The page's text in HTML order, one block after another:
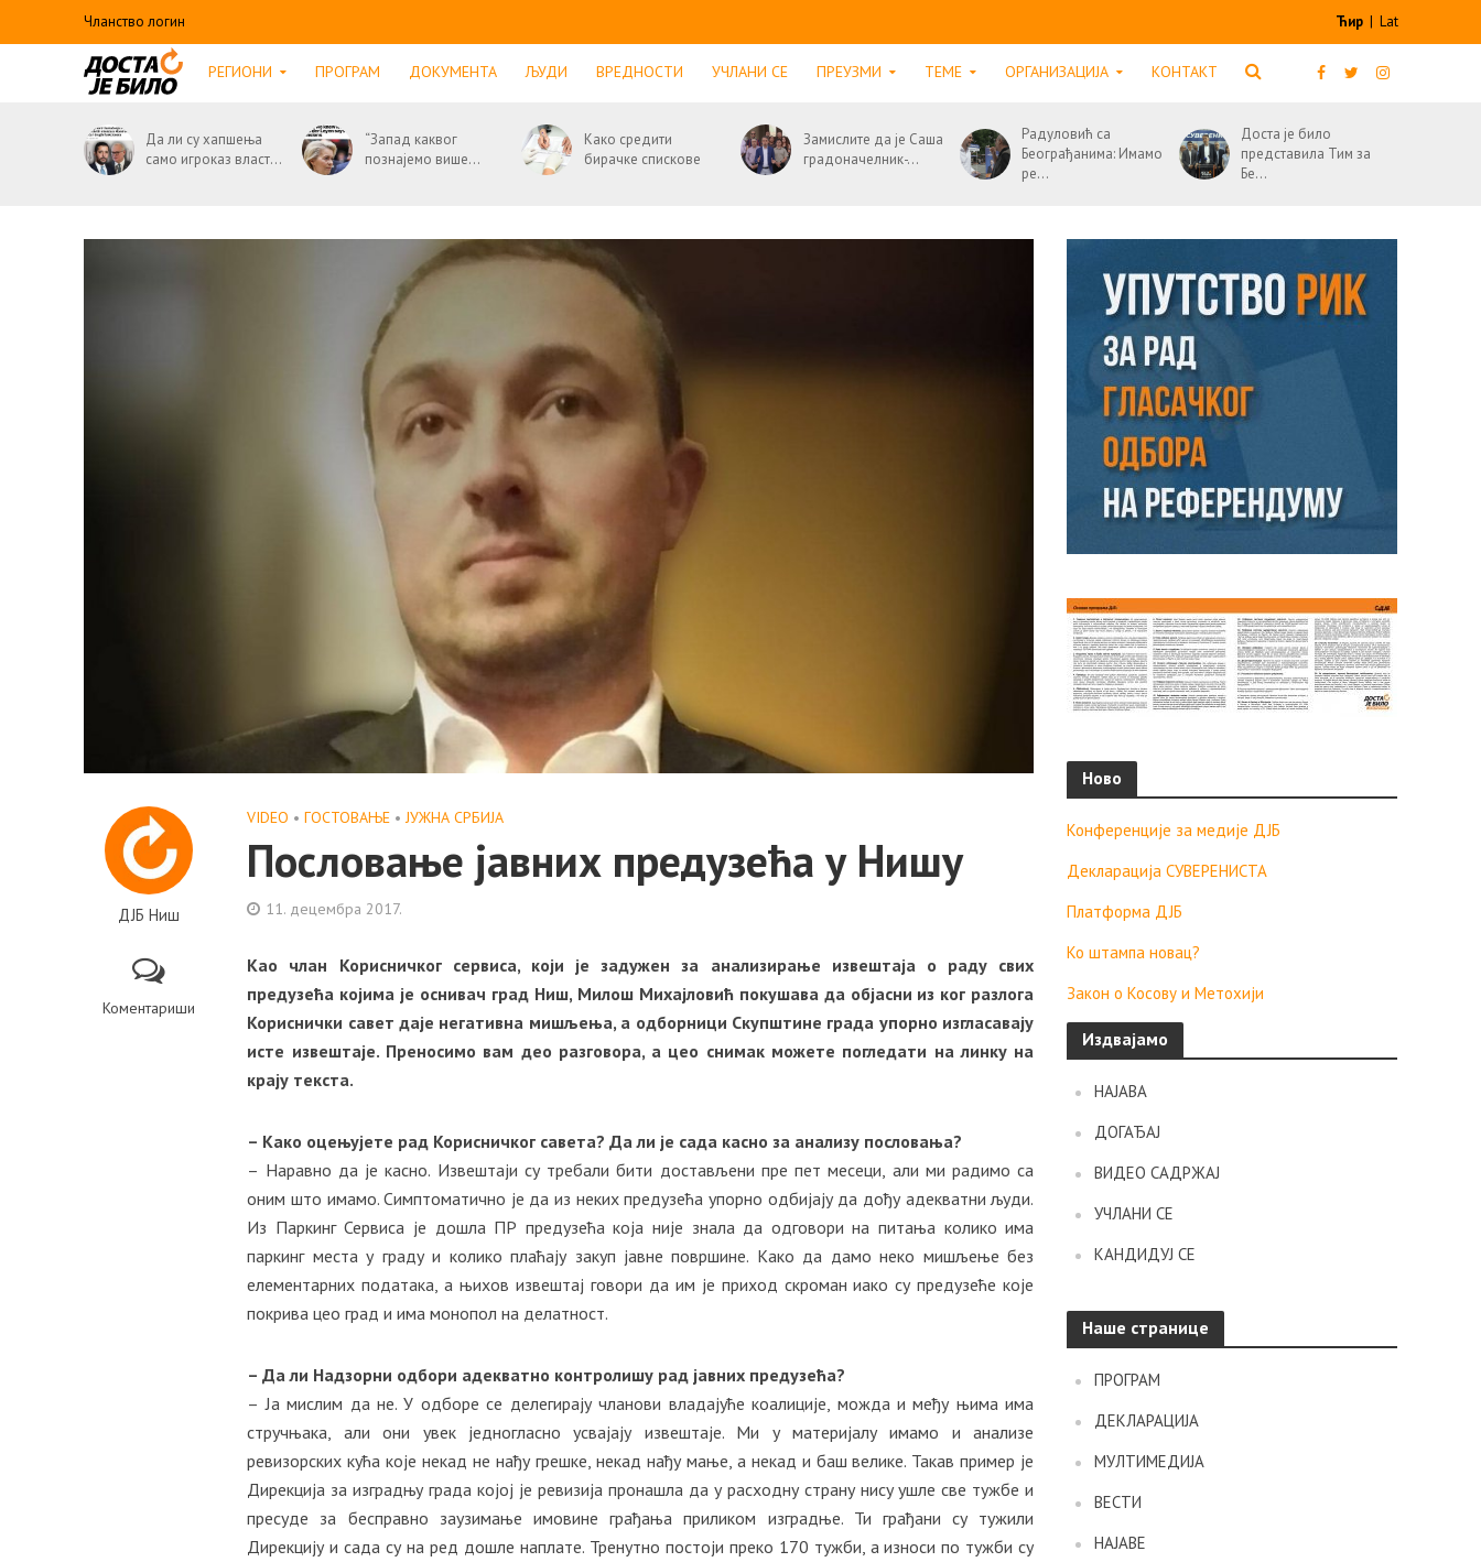
Чланство логин Ћир | Lat
РЕГИОНИ ПРОГРАМ ДОКУМЕНТА ЉУДИ ВРЕДНОСТИ УЧЛАНИ СЕ ПРЕУЗМИ ТЕМЕ ОРГАНИЗАЦИЈА КОНТАКТ
Да ли су хапшења
само игроказ власт...
“Запад каквог
познајемо више...
Како средити
бирачке спискове
Замислите да је Саша
градоначелник-...
Радуловић са
Београђанима: Имамо
ре...
Доста је било
представила Тим за
Бе...
ДЈБ Ниш
Коментариши
VIDEO • ГОСТОВАЊЕ • ЈУЖНА СРБИЈА
Пословање јавних предузећа у Нишу
11. децембра 2017.
Као члан Корисничког сервиса, који је задужен за анализирање извештаја о раду свих
предузећа којима је оснивач град Ниш, Милош Михајловић покушава да објасни из ког разлога
Кориснички савет даје негативна мишљења, а одборници Скупштине града упорно изгласавају
исте извештаје. Преносимо вам део разговора, а цео снимак можете погледати на линку на
крају текста.
– Како оцењујете рад Корисничког савета? Да ли је сада касно за анализу пословања?
– Наравно да је касно. Извештаји су требали бити достављени пре пет месеци, али ми радимо са
оним што имамо. Симптоматично је да из неких предузећа упорно одбијају да дођу адекватни људи.
Из Паркинг Сервиса је дошла ПР предузећа која није знала да одговори на питања колико има
паркинг места у граду и колико плаћају закуп јавне површине. Како да дамо неко мишљење без
елементарних података, а њихов извештај говори да им је приход скроман иако су предузеће које
покрива цео град и има монопол на делатност.
– Да ли Надзорни одбори адекватно контролишу рад јавних предузећа?
– Ја мислим да не. У одборе се делегирају чланови владајуће коалиције, можда и међу њима има
стручњака, али они увек једногласно усвајају извештаје. Ми у материјалу имамо и анализе
ревизорских кућа које некад не нађу грешке, некад нађу мање, а некад и баш велике. Такав пример је
Дирекција за изградњу града којој је ревизија пронашла да у расходну страну нису ушле све тужбе и
пресуде за бесправно заузимање имовине грађања приликом изградње. Ти грађани су тужили
Дирекцију и сада су на ред дошле наплате. Тренутно постоји преко 170 тужби, а износи по тужби су
Ново
Конференције за медије ДЈБ
Декларација СУВЕРЕНИСТА
Платформа ДЈБ
Ко штампа новац?
Закон о Косову и Метохији
Издвајамо
НАЈАВА
ДОГАЂАЈ
ВИДЕО САДРЖАЈ
УЧЛАНИ СЕ
КАНДИДУЈ СЕ
Наше странице
ПРОГРАМ
ДЕКЛАРАЦИЈА
МУЛТИМЕДИЈА
ВЕСТИ
НАЈАВЕ